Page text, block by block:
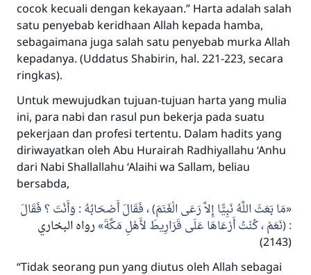
cocok kecuali dengan kekayaan.” Harta adalah salah
satu penyebab keridhaan Allah kepada hamba,
sebagaimana juga salah satu penyebab murka Allah
kepadanya. (Uddatus Shabirin, hal. 221-223, secara
ringkas).
Untuk mewujudkan tujuan-tujuan harta yang mulia
ini, para nabi dan rasul pun bekerja pada suatu
pekerjaan dan profesi tertentu. Dalam hadits yang
diriwayatkan oleh Abu Hurairah Radhiyallahu ‘Anhu
dari Nabi Shallallahu ‘Alaihi wa Sallam, beliau
bersabda,
مَا بَعَثَ اللَّهُ نَبِيًّا إِلاَّ رَعَى الْغَنَمَ) ، فَقَالَ أَصْحَابُهُ : وَأَنْتَ ؟ فَقَالَ
: (نَعَمْ ، كُنْتُ أَرْعَاهَا عَلَى قَرَارِيطَ لأَهْلِ مَكَّةَ
رواه البخاري
(2143)
“Tidak seorang pun yang diutus oleh Allah sebagai